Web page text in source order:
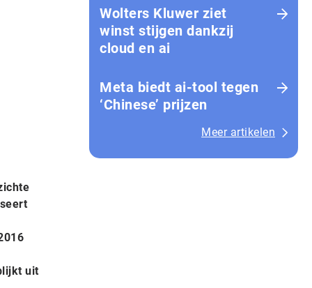
uit
Wolters Kluwer ziet
winst stijgen dankzij
cloud en ai
Meta biedt ai-tool tegen
‘Chinese’ prijzen
Meer artikelen